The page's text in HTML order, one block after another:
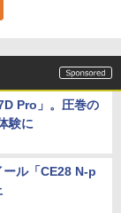
Pro」。圧巻の
験に
ール「CE28 N-p